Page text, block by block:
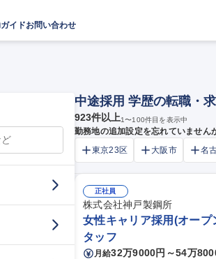
イドお問い合わせ
中途採用 学歴の転職・
923件以上1〜100件目を表示中
勤務地の追加設定を忘れていません
東京23区
大阪市 名
正社員
株式会社神戸製鋼所
女性キャリア採用(オー
タッフ
月給32万9000円～54万